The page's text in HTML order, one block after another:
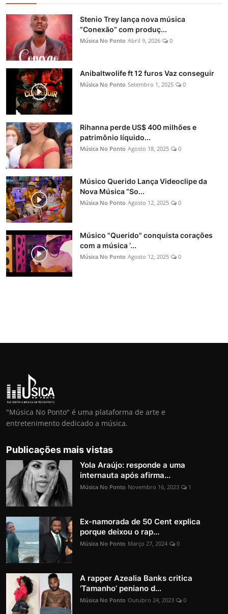
Stenio Trey lança nova música
“Conexão” com produç...
Música No Ponto Abril 9, 2026 0
Anibaltwolife ft 12 furos Vaz conseguir
Música No Ponto Setembro 1, 2025 0
Rihanna perde US$ 400 milhões e
patrimônio líquido...
Música No Ponto Agosto 18, 2025 0
Músico Querido Lança Videoclipe da
Nova Música “So...
Música No Ponto Agosto 12, 2025 0
Músico "Querido" conquista corações
com a música ‘...
Música No Ponto Agosto 12, 2025 0
"Música No Ponto" é uma plataforma de arte e
entretenimento dedicado a música.
Publicações mais vistas
Yola Araújo: responde a uma
internauta após afirma...
Música No Ponto Novembro 16, 2023 1
Ex-namorada de 50 Cent explica
porque deixou o rap...
Música No Ponto Março 27, 2024 0
A rapper Azealia Banks critica
‘Tamanho’ peniano d...
Música No Ponto Outubro 24, 2023 0